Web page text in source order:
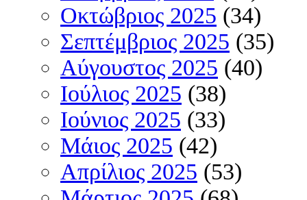
Οκτώβριος 2025 (34)
Σεπτέμβριος 2025 (35)
Αύγουστος 2025 (40)
Ιούλιος 2025 (38)
Ιούνιος 2025 (33)
Μάιος 2025 (42)
Απρίλιος 2025 (53)